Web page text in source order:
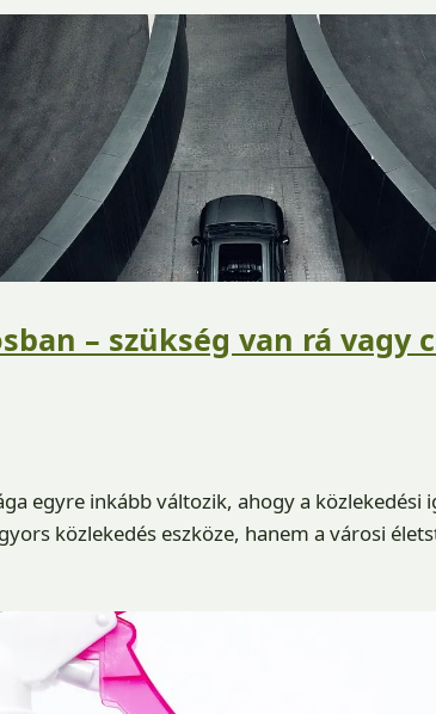
– szükség van rá vagy
egyre inkább változik, ahogy a közlekedési
közlekedés eszköze, hanem a városi